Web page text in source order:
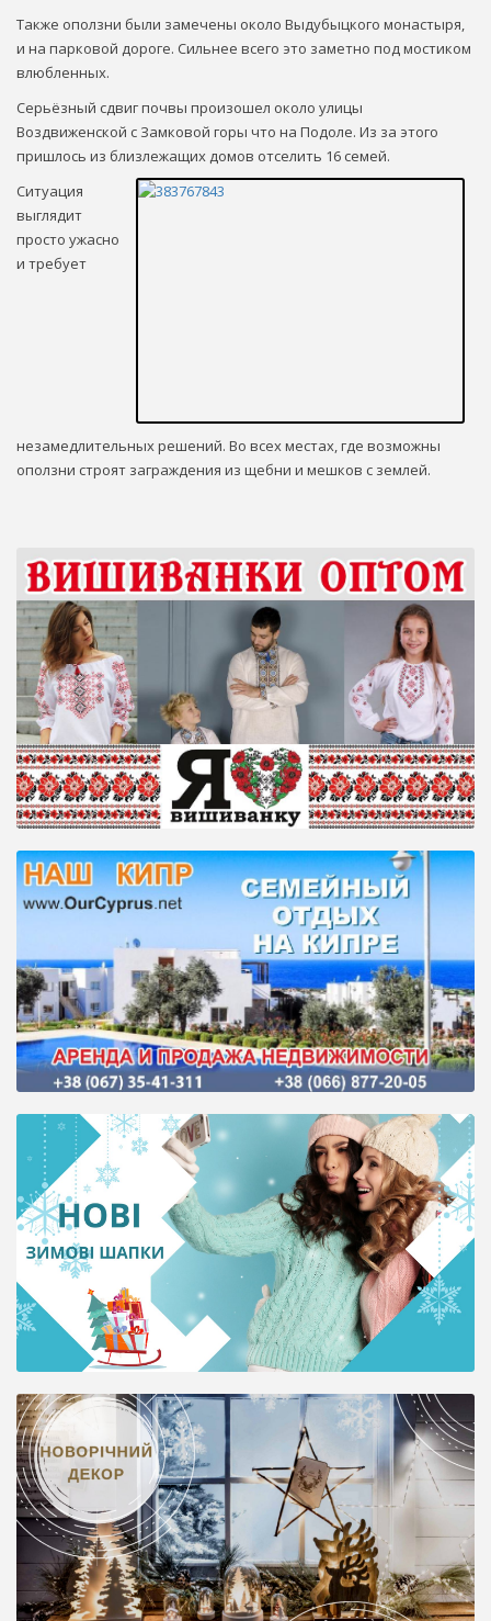
Также оползни были замечены около Выдубыцкого монастыря,
и на парковой дороге. Сильнее всего это заметно под мостиком
влюбленных.
Серьёзный сдвиг почвы произошел около улицы
Воздвиженской с Замковой горы что на Подоле. Из за этого
пришлось из близлежащих домов отселить 16 семей.
Ситуация
выглядит
просто ужасно
и требует
незамедлительных решений. Во всех местах, где возможны
оползни строят заграждения из щебни и мешков с землей.